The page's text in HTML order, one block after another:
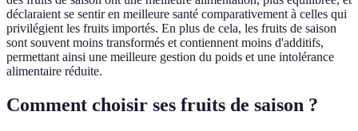
déclaraient se sentir en meilleure santé comparativement à celles qui
privilégient les fruits importés. En plus de cela, les fruits de saison
sont souvent moins transformés et contiennent moins d'additifs,
permettant ainsi une meilleure gestion du poids et une intolérance
alimentaire réduite.
Comment choisir ses fruits de saison ?